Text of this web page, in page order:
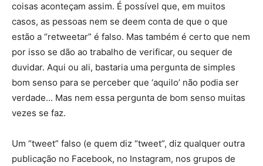
coisas aconteçam assim. É possível que, em muitos
casos, as pessoas nem se deem conta de que o que
estão a “retweetar” é falso. Mas também é certo que nem
por isso se dão ao trabalho de verificar, ou sequer de
duvidar. Aqui ou ali, bastaria uma pergunta de simples
bom senso para se perceber que ‘aquilo’ não podia ser
verdade… Mas nem essa pergunta de bom senso muitas
vezes se faz.
Um “tweet” falso (e quem diz “tweet”, diz qualquer outra
publicação no Facebook, no Instagram, nos grupos de